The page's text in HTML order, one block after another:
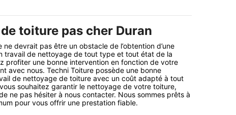
toiture pas cher Duran
devrait pas être un obstacle de l’obtention d’une
travail de nettoyage de tout type et tout état de la
profiter une bonne intervention en fonction de votre
avec nous. Techni Toiture possède une bonne
de nettoyage de toiture avec un coût adapté à tout
souhaitez garantir le nettoyage de votre toiture,
ne pas hésiter à nous contacter. Nous sommes prêts à
pour vous offrir une prestation fiable.